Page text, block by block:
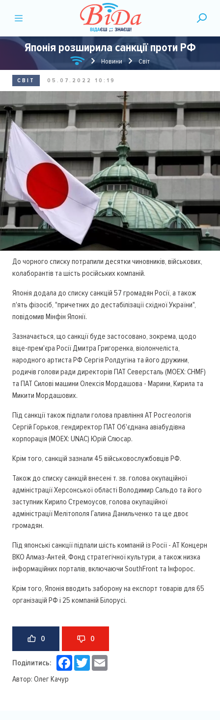
Японія розширила санкції проти РФ
Новини Світ
СВІТ 05.07.2022 10:19
До чорного списку потрапили десятки чиновників, військових,
колаборантів та шість російських компаній.
Японія додала до списку санкцій 57 громадян Росії, а також
п'ять фізосіб, "причетних до дестабілізації східної України",
повідомив Мінфін Японії.
Зазначається, що санкції буде застосовано, зокрема, щодо
віце-прем'єра Росії Дмитра Григоренка, віолончеліста,
народного артиста РФ Сергія Ролдугіна та його дружини,
родичів голови ради директорів ПАТ Северсталь (MOEX: CHMF)
та ПАТ Силові машини Олексія Мордашова - Марини, Кирила та
Микити Мордашових.
Під санкції також підпали голова правління АТ Росгеологія
Сергій Горьков, гендиректор ПАТ Об'єднана авіабудівна
корпорація (MOEX: UNAC) Юрій Слюсар.
Крім того, санкцій зазнали 45 військовослужбовців РФ.
Також до списку санкцій внесені т. зв. голова окупаційної
адміністрації Херсонської області Володимир Сальдо та його
заступник Кирило Стремоусов, голова окупаційної
адміністрації Мелітополя Галина Данильченко та ще двоє
громадян.
Під японські санкції підпали шість компаній із Росії - АТ Концерн
ВКО Алмаз-Антей, Фонд стратегічної культури, а також низка
інформаційних порталів, включаючи SouthFront та Інфорос.
Крім того, Японія вводить заборону на експорт товарів для 65
організацій РФ і 25 компаній Білорусі.
0 0
Поділитись: Facebook
Twitter
Автор: Олег Качур